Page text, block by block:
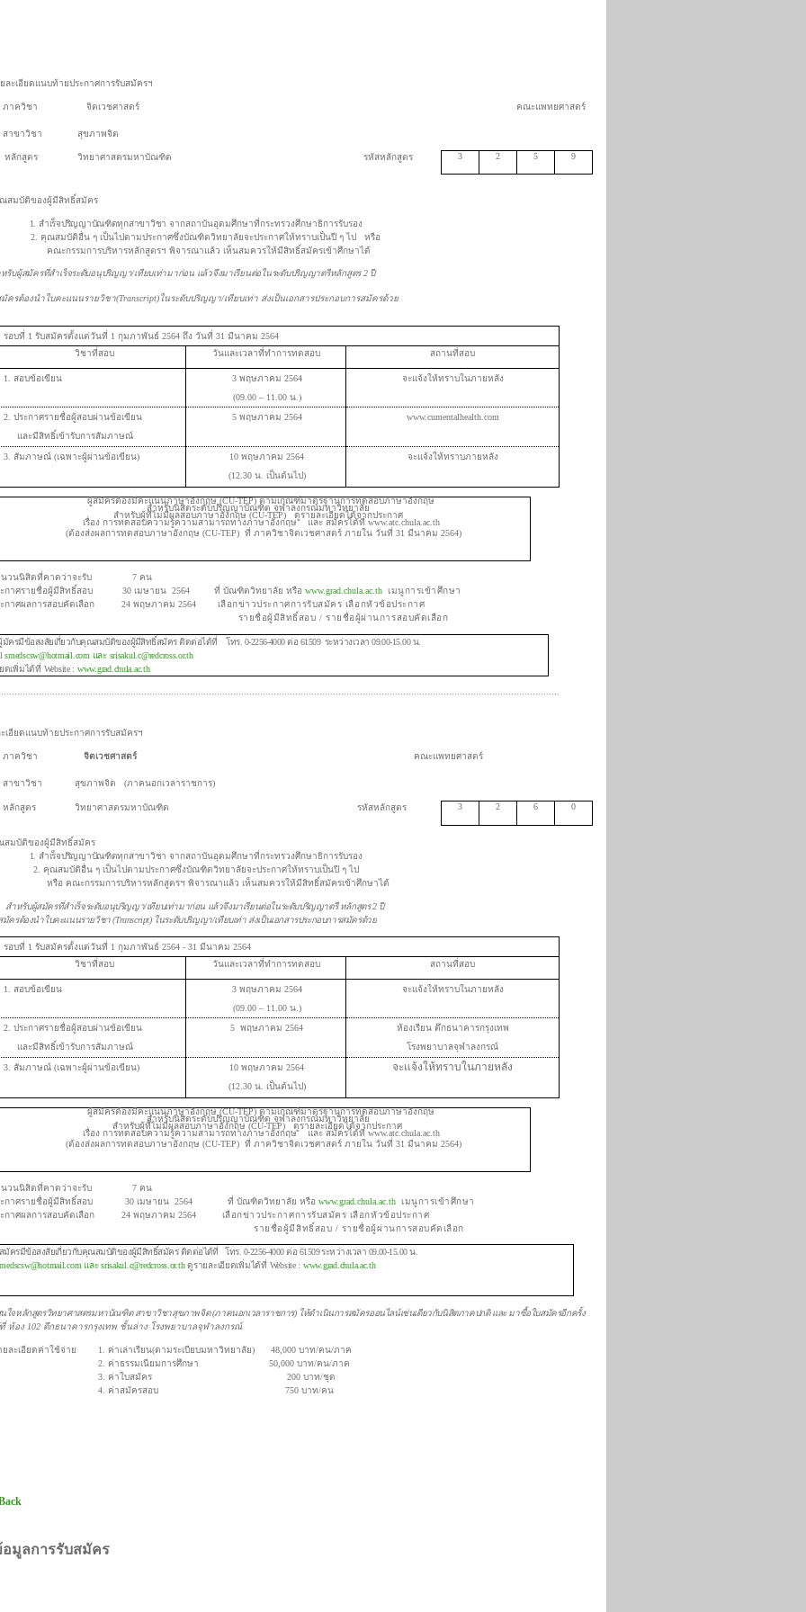
ละเอียดแนบท้ายประกาศการรับสมัครฯ
ภาควิชา จิตเวชศาสตร์ คณะแพทยศาสตร์
สาขาวิชา สุขภาพจิต
หลักสูตร วิทยาศาสตรมหาบัณฑิต รหัสหลักสูตร 3 2 5 9
สมบัติของผู้มีสิทธิ์สมัคร
สำเร็จปริญญาบัณฑิตทุกสาขาวิชา จากสถาบันอุดมศึกษาที่กระทรวงศึกษาธิการรับรอง
คุณสมบัติอื่น ๆ เป็นไปตามประกาศซึ่งบัณฑิตวิทยาลัยจะประกาศให้ทราบเป็นปี ๆ ไป หรือ
ณะกรรมการบริหารหลักสูตรฯ พิจารณาแล้ว เห็นสมควรให้มีสิทธิ์สมัครเข้าศึกษาได้
รับผู้สมัครที่สำเร็จระดับอนุปริญญา/เทียบเท่ามาก่อน แล้วจึงมาเรียนต่อในระดับปริญญาตรีหลักสูตร 2 ปี
มัครต้องนำใบคะแนนรายวิชา(Transcript)ในระดับปริญญา/เทียบเท่า ส่งเป็นเอกสารประกอบการสมัครด้วย
รอบที่ 1 รับสมัครตั้งแต่วันที่ 1 กุมภาพันธ์ 2564 ถึง วันที่ 31 มีนาคม 2564
วิชาที่สอบ
วันและเวลาที่ทำการทดสอบ สถานที่สอบ
1. สอบข้อเขียน
3 พฤษภาคม 2564
(09.00 – 11.00 น.)
จะแจ้งให้ทราบในภายหลัง
2. ประกาศรายชื่อผู้สอบผ่านข้อเขียน
และมีสิทธิ์เข้ารับการสัมภาษณ์
5 พฤษภาคม 2564 www.cumentalhealth.com
3. สัมภาษณ์ (เฉพาะผู้ผ่านข้อเขียน)
10 พฤษภาคม 2564
(12.30 น. เป็นต้นไป)
จะแจ้งให้ทราบภายหลัง
ผู้สมัครต้องมีคะแนนภาษาอังกฤษ (CU-TEP) ตามเกณฑ์มาตรฐานการทดสอบภาษาอังกฤษ
สำหรับนิสิตระดับปริญญาบัณฑิต จุฬาลงกรณ์มหาวิทยาลัย
สำหรับผู้ที่ไม่มีผลสอบภาษาอังกฤษ (CU-TEP) ดูรายละเอียดได้จากประกาศ
เรื่อง การทดสอบความรู้ความสามารถทางภาษาอังกฤษ และ สมัครได้ที่ www.atc.chula.ac.th
(ต้องส่งผลการทดสอบภาษาอังกฤษ (CU-TEP) ที่ ภาควิชาจิตเวชศาสตร์ ภายใน วันที่ 31 มีนาคม 2564)
นวนนิสิตที่คาดว่าจะรับ 7 คน
ะกาศรายชื่อผู้มีสิทธิ์สอบ 30 เมษายน 2564 ที่ บัณฑิตวิทยาลัย หรือ www.grad.chula.ac.th เมนูการเข้าศึกษา
ะกาศผลการสอบคัดเลือก 24 พฤษภาคม 2564
เลือกข่าวประกาศการรับสมัคร เลือกหัวข้อประกาศ
ายชื่อผู้มีสิทธิ์สอบ / รายชื่อผู้ผ่านการสอบคัดเลือก
ครมีข้อสงสัยเกี่ยวกับคุณสมบัติของผู้มีสิทธิ์สมัคร ติดต่อได้ที่ โทร. 0-2256-4000 ต่อ 61509 ระหว่างเวลา 09.00-15.00 น.
smedscsw@hotmail.com และ srisakul.c@redcross.or.th
ดเพิ่มได้ที่ Website : www.grad.chula.ac.th
ยดแนบท้ายประกาศการรับสมัครฯ
ภาควิชา จิตเวชศาสตร์ คณะแพทยศาสตร์
สาขาวิชา สุขภาพจิต (ภาคนอกเวลาราชการ)
หลักสูตร วิทยาศาสตรมหาบัณฑิต รหัสหลักสูตร 3 2 6 0
สมบัติของผู้มีสิทธิ์สมัคร
1. สำเร็จปริญญาบัณฑิตทุกสาขาวิชา จากสถาบันอุดมศึกษาที่กระทรวงศึกษาธิการรับรอง
คุณสมบัติอื่น ๆ เป็นไปตามประกาศซึ่งบัณฑิตวิทยาลัยจะประกาศให้ทราบเป็นปี ๆ ไป
รือ คณะกรรมการบริหารหลักสูตรฯ พิจารณาแล้ว เห็นสมควรให้มีสิทธิ์สมัครเข้าศึกษาได้
สำหรับผู้สมัครที่สำเร็จระดับอนุปริญญา/เทียบเท่ามาก่อน แล้วจึงมาเรียนต่อในระดับปริญญาตรี หลักสูตร 2 ปี
มัครต้องนำใบคะแนนรายวิชา(Transcript) ในระดับปริญญา/เทียบเท่า ส่งเป็นเอกสารประกอบการสมัครด้วย
รอบที่ 1 รับสมัครตั้งแต่วันที่ 1 กุมภาพันธ์ 2564 - 31 มีนาคม 2564
วิชาที่สอบ
วันและเวลาที่ทำการทดสอบ สถานที่สอบ
1. สอบข้อเขียน
3 พฤษภาคม 2564
(09.00 – 11.00 น.)
จะแจ้งให้ทราบในภายหลัง
2. ประกาศรายชื่อผู้สอบผ่านข้อเขียน
และมีสิทธิ์เข้ารับการสัมภาษณ์
5 พฤษภาคม 2564
ห้องเรียน ตึกธนาคารกรุงเทพ
โรงพยาบาลจุฬาลงกรณ์
3. สัมภาษณ์ (เฉพาะผู้ผ่านข้อเขียน)
10 พฤษภาคม 2564
(12.30 น. เป็นต้นไป)
จะแจ้งให้ทราบในภายหลัง
ผู้สมัครต้องมีคะแนนภาษาอังกฤษ (CU-TEP) ตามเกณฑ์มาตรฐานการทดสอบภาษาอังกฤษ
สำหรับนิสิตระดับปริญญาบัณฑิต จุฬาลงกรณ์มหาวิทยาลัย
สำหรับผู้ที่ไม่มีผลสอบภาษาอังกฤษ (CU-TEP) ดูรายละเอียดได้จากประกาศ
เรื่อง การทดสอบความรู้ความสามารถทางภาษาอังกฤษ และ สมัครได้ที่ www.atc.chula.ac.th
(ต้องส่งผลการทดสอบภาษาอังกฤษ (CU-TEP) ที่ ภาควิชาจิตเวชศาสตร์ ภายใน วันที่ 31 มีนาคม 2564)
นวนนิสิตที่คาดว่าจะรับ 7 คน
ะกาศรายชื่อผู้มีสิทธิ์สอบ 30 เมษายน 2564 ที่ บัณฑิตวิทยาลัย หรือ www.grad.chula.ac.th เมนูการเข้าศึกษา
ะกาศผลการสอบคัดเลือก 24 พฤษภาคม 2564
เลือกข่าวประกาศการรับสมัคร เลือกหัวข้อประกาศ
ายชื่อผู้มีสิทธิ์สอบ / รายชื่อผู้ผ่านการสอบคัดเลือก
ครมีข้อสงสัยเกี่ยวกับคุณสมบัติของผู้มีสิทธิ์สมัคร ติดต่อได้ที่ โทร. 0-2256-4000 ต่อ 61509 ระหว่างเวลา 09.00-15.00 น.
และ srisakul.c@redcross.or.thดูรายละเอียดเพิ่มได้ที่ Website : www.grad.chula.ac.th
ใจหลักสูตรวิทยาศาสตรมหาบัณฑิต สาขาวิชาสุขภาพจิต (ภาคนอกเวลาราชการ) ให้ดำเนินการสมัครออนไลน์เช่นเดียวกับนิสิตภาคปกติ และ มาซื้อใบสมัครอีกครั้ง
ห้อง 102 ตึกธนาคารกรุงเทพ ชั้นล่าง โรงพยาบาลจุฬาลงกรณ์
ยละเอียดค่าใช้จ่าย 1. ค่าเล่าเรียน(ตามระเบียบมหาวิทยาลัย) 48,000 บาท/คน/ภาค
ค่าธรรมเนียมการศึกษา 50,000 บาท/คน/ภาค
ค่าใบสมัคร 200 บาท/ชุด
ค่าสมัครสอบ 750 บาท/คน
มูลการรับสมัคร